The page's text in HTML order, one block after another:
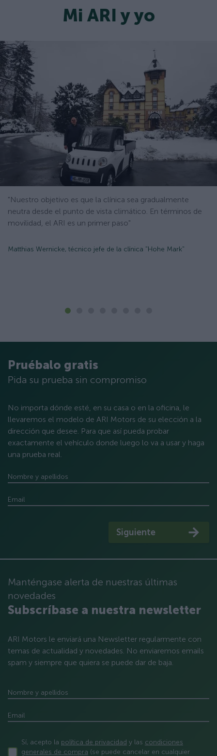
Mi ARI y yo
"Nuestro objetivo es que la clínica sea gradualmente
neutra desde el punto de vista climático. En términos de
movilidad, el ARI es un primer paso"
Matthias Wernicke, técnico jefe de la clínica "Hohe Mark"
Pruébalo gratis
Pida su prueba sin compromiso
No importa dónde esté, en su casa o en la oficina, le
llevaremos el modelo de ARI Motors de su elección a la
dirección que desee. Para que así pueda probar
exactamente el vehículo donde luego lo va a usar y haga
una prueba real.
Nombre y apellidos
Email
Siguiente
Manténgase alerta de nuestras últimas
novedades
Subscríbase a nuestra newsletter
ARI Motors le enviará una Newsletter regularmente con
temas de actualidad y novedades. No enviaremos emails
spam y siempre que quiera se puede dar de baja.
Nombre y apellidos
Email
Sí, acepto la política de privacidad y las condiciones
generales de compra (se puede cancelar en cualquier